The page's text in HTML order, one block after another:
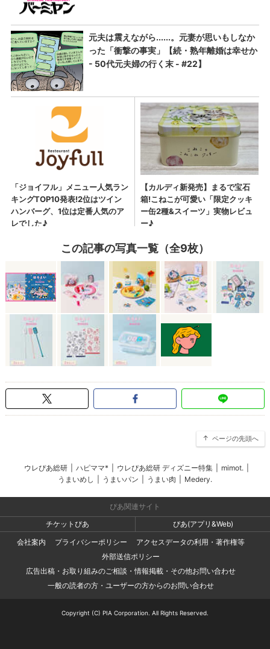
この記事の写真一覧（全9枚）
ページの先頭へ
ウレぴあ総研 ハピママ* ウレぴあ総研 ディズニー特集 mimot.
うまいめし
うまいパン うまい肉 Medery.
ぴあ関連サイト
チケットぴあ
ぴあ(アプリ&Web)
会社案内
プライバシーポリシー
アクセスデータの利用・著作権等
外部送信ポリシー
広告出稿・お取り組みのご相談・情報掲載・その他お問い合わせ
一般の読者の方・ユーザーの方からのお問い合わせ
Copyright (C) PIA Corporation. All Rights Reserved.